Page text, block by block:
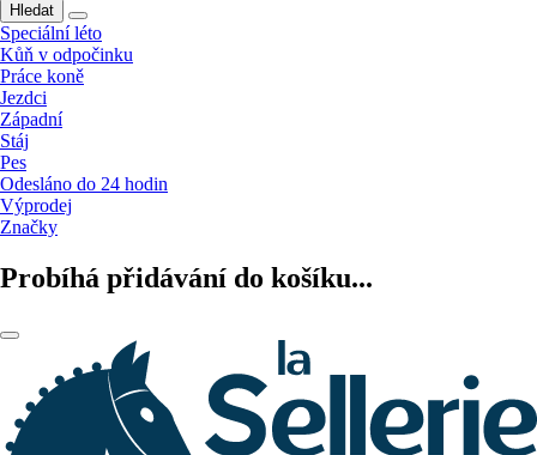
Hledat
Speciální léto
Kůň v odpočinku
Práce koně
Jezdci
Západní
Stáj
Pes
Odesláno do 24 hodin
Výprodej
Značky
Probíhá přidávání do košíku...